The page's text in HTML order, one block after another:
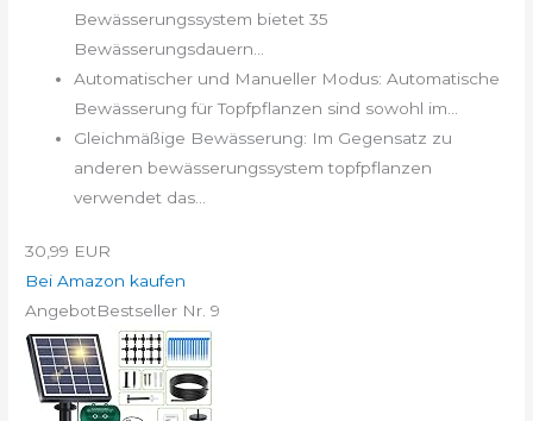
Bewässerungssystem bietet 35
Bewässerungsdauern...
Automatischer und Manueller Modus: Automatische
Bewässerung für Topfpflanzen sind sowohl im...
Gleichmäßige Bewässerung: Im Gegensatz zu
anderen bewässerungssystem topfpflanzen
verwendet das...
30,99 EUR
Bei Amazon kaufen
AngebotBestseller Nr. 9